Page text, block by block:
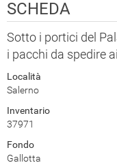
SCHEDA
Sotto i portici del
i pacchi da spedire
Località
Salerno
Inventario
37971
Fondo
Gallotta